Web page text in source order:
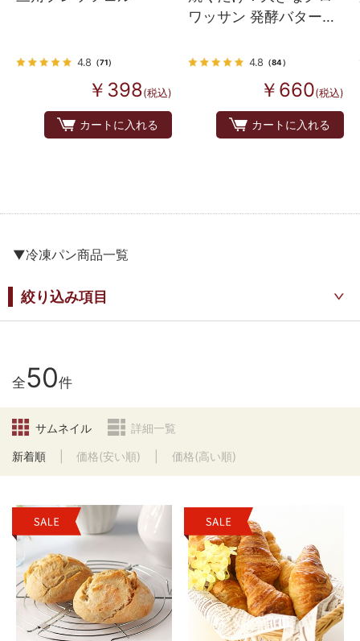
4.8 （71）
￥398(税込)
カートに入れる
ワッサン 発酵バターが
up生地 4個入り
4.8 （84）
￥660(税込)
カートに入れる
▼冷凍パン商品一覧
絞り込み項目
全50件
サムネイル 詳細一覧
新着順 価格(安い順) 価格(高い順)